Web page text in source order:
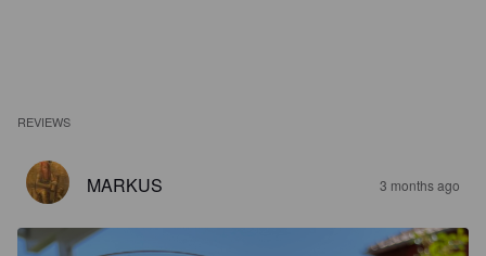
REVIEWS
MARKUS 3 months ago